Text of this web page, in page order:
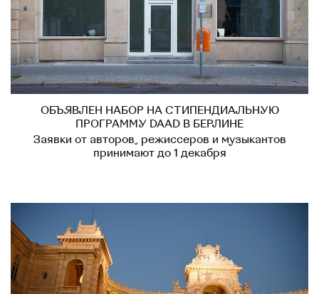
ОБЪЯВЛЕН НАБОР НА СТИПЕНДИАЛЬНУЮ
ПРОГРАММУ DAAD В БЕРЛИНЕ
Заявки от авторов, режиссеров и музыкантов
принимают до 1 декабря